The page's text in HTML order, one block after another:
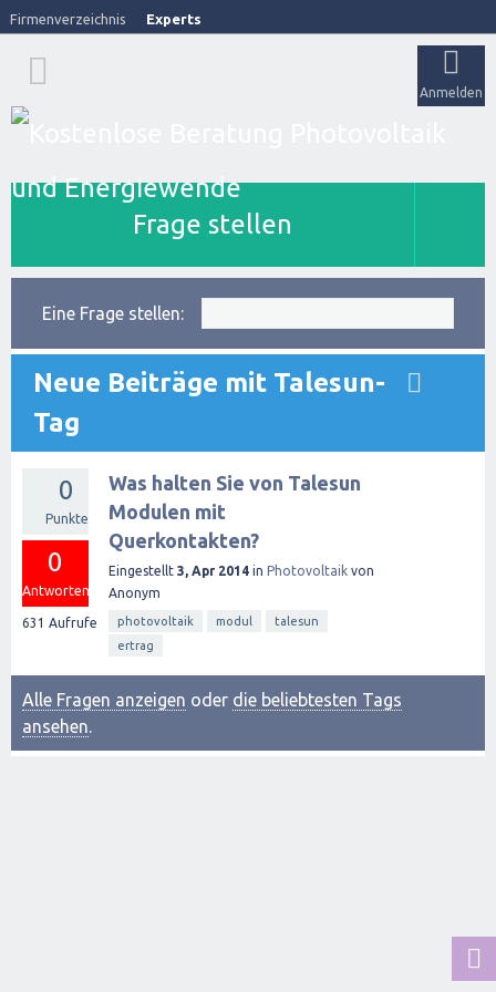
Firmenverzeichnis Experts
Anmelden
Frage stellen
Eine Frage stellen:
Neue Beiträge mit Talesun-
Tag
0
Punkte
0
Antworten
631 Aufrufe
Was halten Sie von Talesun
Modulen mit
Querkontakten?
Eingestellt 3, Apr 2014 in Photovoltaik von
Anonym
photovoltaik modul
talesun
ertrag
Alle Fragen anzeigen oder die beliebtesten Tags
ansehen.